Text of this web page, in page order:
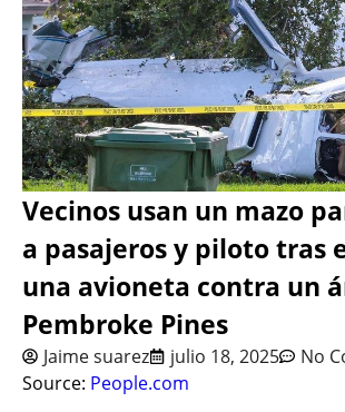
Vecinos usan un mazo
a pasajeros y piloto tras
una avioneta contra un
Pembroke Pines
Jaime suarez julio 18, 2025
No
Source: People.com